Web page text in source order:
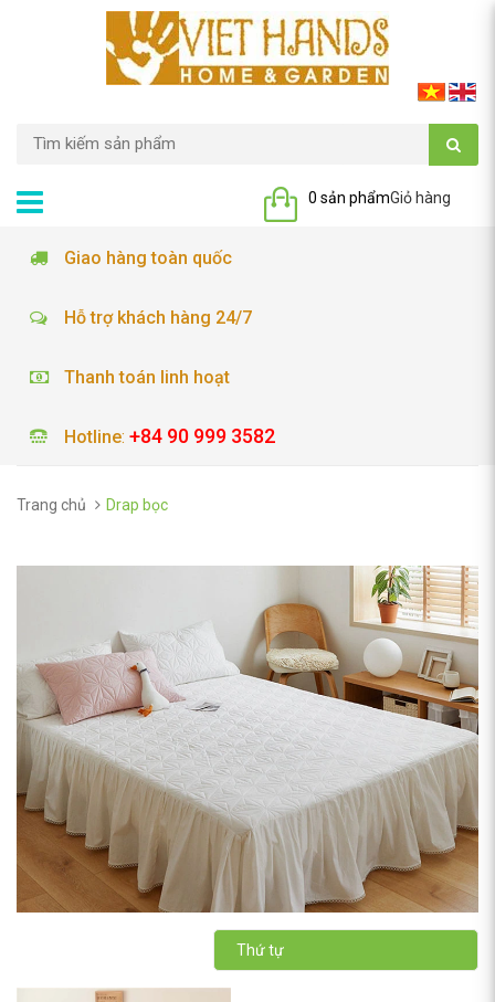
Giỏ hàng
0 sản phẩm
Giao hàng toàn quốc
Hỗ trợ khách hàng 24/7
Thanh toán linh hoạt
Hotline: +84 90 999 3582
Trang chủ Drap bọc
Thứ tự